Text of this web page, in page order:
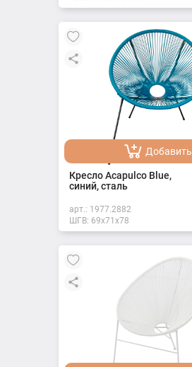
Добавить
Добавлено
Кресло Acapulco Blue,
синий, сталь
арт.: 1977.2882
ШГВ: 69х71х78